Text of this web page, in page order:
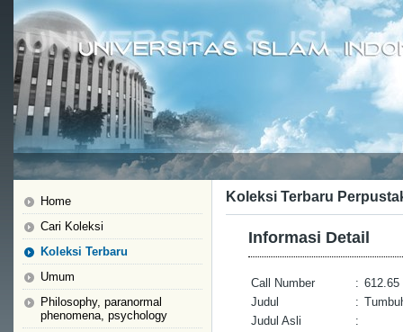
Home
Cari Koleksi
Koleksi Terbaru
Umum
Philosophy, paranormal
phenomena, psychology
Koleksi Terbaru
Informasi Detail
Call Number :
Judul
:
Judul Asli
: